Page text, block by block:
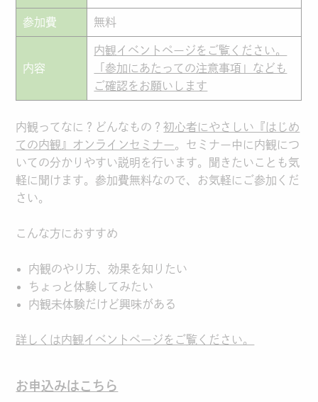
参加費 無料
内容
内観イベントページをご覧ください。
「参加にあたっての注意事項」なども
ご確認をお願いします
内観ってなに？どんなもの？初心者にやさしい『はじめ
ての内観』オンラインセミナー。セミナー中に内観につ
いての分かりやすい説明を行います。聞きたいことも気
軽に聞けます。参加費無料なので、お気軽にご参加くだ
さい。
こんな方におすすめ
内観のやり方、効果を知りたい
ちょっと体験してみたい
内観未体験だけど興味がある
詳しくは内観イベントページをご覧ください。
お申込みはこちら